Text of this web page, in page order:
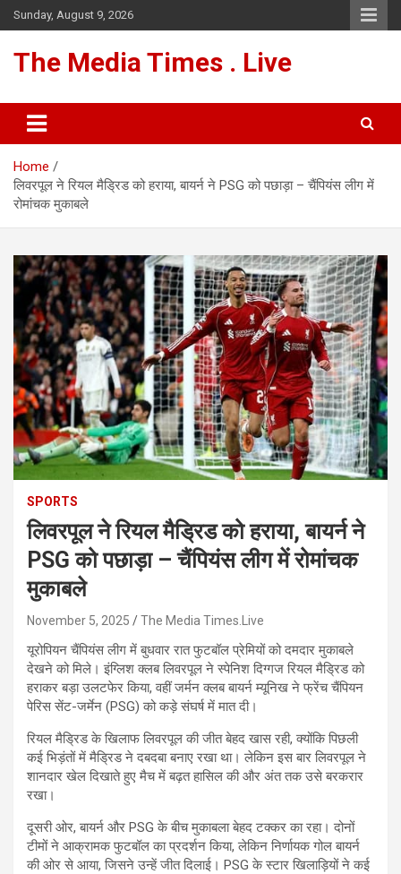
Skip
to
Sunday, August 9, 2026
The Media Times . Live
Home
लिवरपूल ने रियल मैड्रिड को हराया, बायर्न ने PSG को पछाड़ा – चैंपियंस लीग में
रोमांचक मुकाबले
SPORTS
लिवरपूल ने रियल मैड्रिड को हराया, बायर्न ने
PSG को पछाड़ा – चैंपियंस लीग में रोमांचक
मुकाबले
November 5, 2025 The Media Times.Live
यूरोपियन चैंपियंस लीग में बुधवार रात फुटबॉल प्रेमियों को दमदार मुकाबले
देखने को मिले। इंग्लिश क्लब लिवरपूल ने स्पेनिश दिग्गज रियल मैड्रिड को
हराकर बड़ा उलटफेर किया, वहीं जर्मन क्लब बायर्न म्यूनिख ने फ्रेंच चैंपियन
पेरिस सेंट-जर्मेन (PSG) को कड़े संघर्ष में मात दी।
रियल मैड्रिड के खिलाफ लिवरपूल की जीत बेहद खास रही, क्योंकि पिछली
कई भिड़ंतों में मैड्रिड ने दबदबा बनाए रखा था। लेकिन इस बार लिवरपूल ने
शानदार खेल दिखाते हुए मैच में बढ़त हासिल की और अंत तक उसे बरकरार
रखा।
दूसरी ओर, बायर्न और PSG के बीच मुकाबला बेहद टक्कर का रहा। दोनों
टीमों ने आक्रामक फुटबॉल का प्रदर्शन किया, लेकिन निर्णायक गोल बायर्न
की ओर से आया, जिसने उन्हें जीत दिलाई। PSG के स्टार खिलाड़ियों ने कई